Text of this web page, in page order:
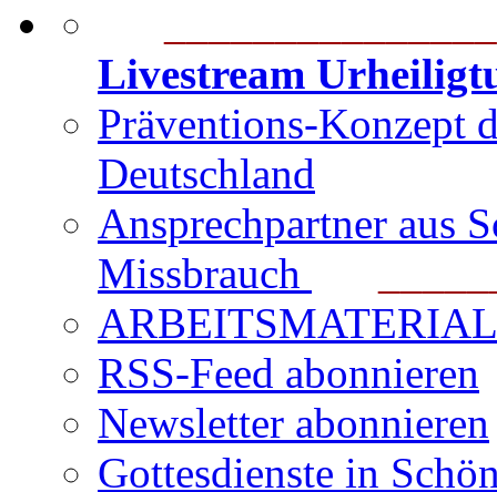
Livestream
Präventions-Konzept
Deutschland
Ansprechpartner aus
Missbrauch
ARBEITSMATERIAL
RSS-Feed abonnieren
Newsletter abonnieren
Gottesdienste in